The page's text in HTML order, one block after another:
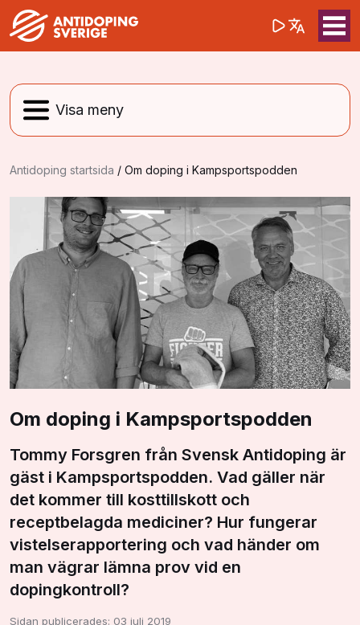
Sök på(opens in a
Antidoping startsida / Om doping i Kampsportspodden
Om doping i Kampsportspodden
Tommy Forsgren från Svensk Antidoping är
gäst i Kampsportspodden. Vad gäller när
det kommer till kosttillskott och
receptbelagda mediciner? Hur fungerar
vistelserapportering och vad händer om
man vägrar lämna prov vid en
dopingkontroll?
Sidan publicerades: 03 juli 2019